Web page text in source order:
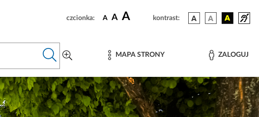
czcionka: A A A kontrast:
MAPA STRONY ZALOGUJ